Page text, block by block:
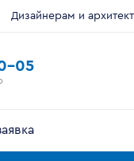
Дизайнерам и
05